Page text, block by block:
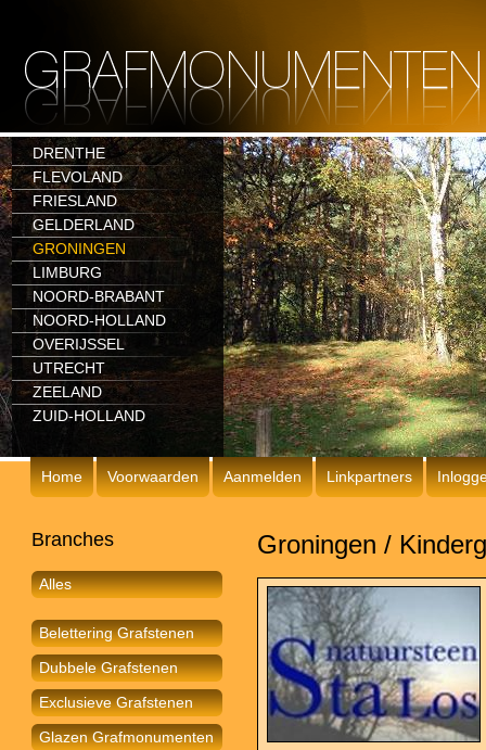
DRENTHE
FLEVOLAND
FRIESLAND
GELDERLAND
GRONINGEN
LIMBURG
NOORD-BRABANT
NOORD-HOLLAND
OVERIJSSEL
UTRECHT
ZEELAND
ZUID-HOLLAND
Home Voorwaarden Aanmelden Linkpartners
Branches
Alles
Belettering Grafstenen
Dubbele Grafstenen
Exclusieve Grafstenen
Glazen Grafmonumenten
Groningen /